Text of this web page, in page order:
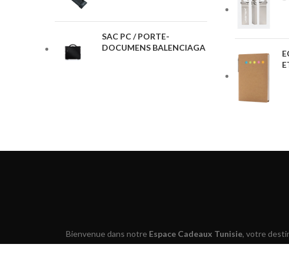
SAC PC / PORTE-
DOCUMENS BALENCIAGA
Bienvenue dans notre Espace Cadeaux Tunisie, votre
Que vous cherchiez àvaloriser votre marque, àremercier